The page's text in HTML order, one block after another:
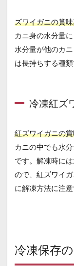
ズワイガニの賞
カニ身の水分量
水分量が他のカ
は長持ちする種類
冷凍紅ズ
紅ズワイガニの
カニの中でも水
です。解凍時に
ので、紅ズワイ
に解凍方法に注
冷凍保存